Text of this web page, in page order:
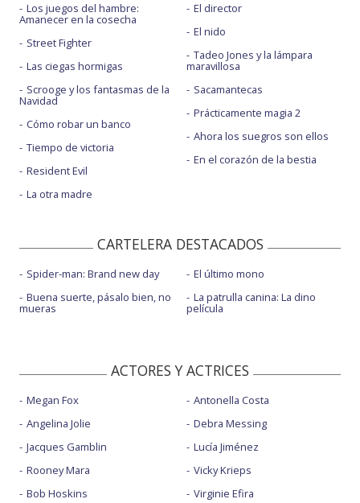
Los juegos del hambre:
Amanecer en la cosecha
Street Fighter
Las ciegas hormigas
Scrooge y los fantasmas de la
Navidad
Cómo robar un banco
Tiempo de victoria
Resident Evil
La otra madre
El director
El nido
Tadeo Jones y la lámpara
maravillosa
Sacamantecas
Prácticamente magia 2
Ahora los suegros son ellos
En el corazón de la bestia
CARTELERA DESTACADOS
Spider-man: Brand new day
Buena suerte, pásalo bien, no
mueras
El último mono
La patrulla canina: La dino
película
ACTORES Y ACTRICES
Megan Fox
Angelina Jolie
Jacques Gamblin
Rooney Mara
Bob Hoskins
Antonella Costa
Debra Messing
Lucía Jiménez
Vicky Krieps
Virginie Efira